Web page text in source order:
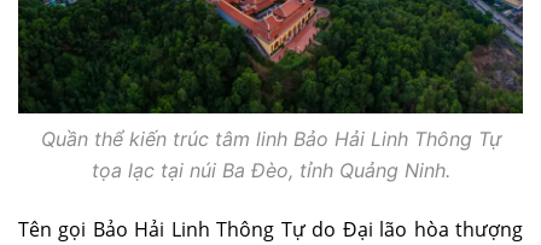
Quần thể kiến trúc tâm linh Bảo Hải Linh Thông Tự
tọa lạc tại núi Ba Đèo, tỉnh Quảng Ninh.
Tên gọi Bảo Hải Linh Thông Tự do Đại lão hòa thượng